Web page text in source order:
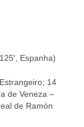
Espanha)
14
de Veneza –
de Ramón